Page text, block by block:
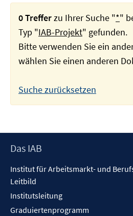
0 Trefferzu Ihrer Suche "*"
Typ "IAB-Projekt" gefunden.
Bitte verwenden Sie ein
wählen Sie einen anderen
Suche zurücksetzen
Footer
Das IAB
Institut für Arbeitsmarkt- und
Leitbild
Institutsleitung
Graduiertenprogramm